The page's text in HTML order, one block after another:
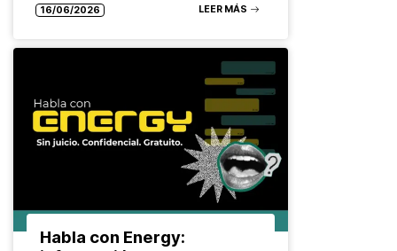
16/06/2026 LEER MÁS
Habla con Energy: